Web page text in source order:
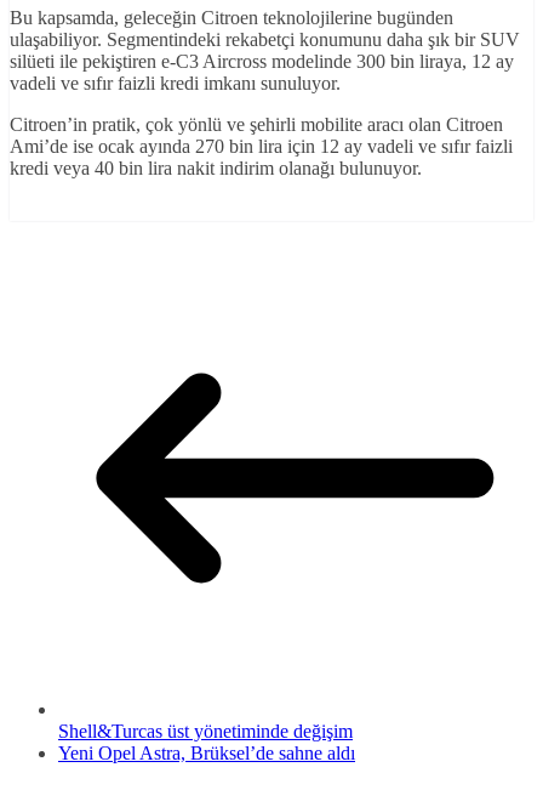
Bu kapsamda, geleceğin Citroen teknolojilerine bugünden
ulaşabiliyor. Segmentindeki rekabetçi konumunu daha şık bir SUV
silüeti ile pekiştiren e-C3 Aircross modelinde 300 bin liraya, 12 ay
vadeli ve sıfır faizli kredi imkanı sunuluyor.
Citroen’in pratik, çok yönlü ve şehirli mobilite aracı olan Citroen
Ami’de ise ocak ayında 270 bin lira için 12 ay vadeli ve sıfır faizli
kredi veya 40 bin lira nakit indirim olanağı bulunuyor.
Shell&Turcas üst yönetiminde değişim
Yeni Opel Astra, Brüksel’de sahne aldı